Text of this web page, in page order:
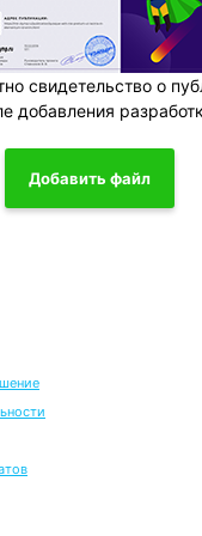
свидетельство о
добавления
Добавить файл